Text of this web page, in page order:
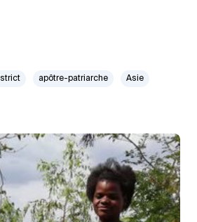
apôtre-patriarche Asie